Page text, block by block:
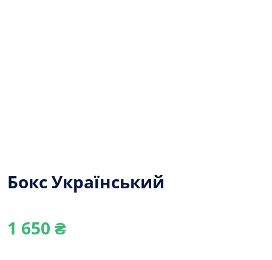
Бокс Український
1 650 ₴